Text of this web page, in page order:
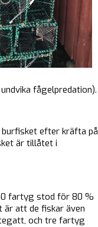
fågelpredation).
efter kräfta på
är tillåtet i
fartyg stod för 80 %
är att de fiskar även
och tre fartyg